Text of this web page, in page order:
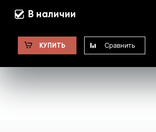
В наличии
КУПИТЬ Сравнить